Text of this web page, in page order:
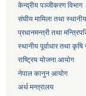
केन्द्रीय पञ्जीकरण विभाग
संघीय मामिला तथा
प्रधानमन्त्री तथा
स्थानीय पूर्वाधार तथा
राष्ट्रिय योजना आयोग
नेपाल कानुन आयोग
अर्थ मन्त्रालय